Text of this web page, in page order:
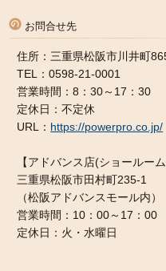
お問合せ先
住所：三重県松阪市川井町
TEL：0598-21-0001
営業時間：8：30～17：30
定休日：不定休
URL： https://powerpro.co.jp/
【アドバンス店(ショールーム
三重県松阪市田村町235-1
（松阪アドバンスモール内）
営業時間：10：00～17：00
定休日：火・水曜日